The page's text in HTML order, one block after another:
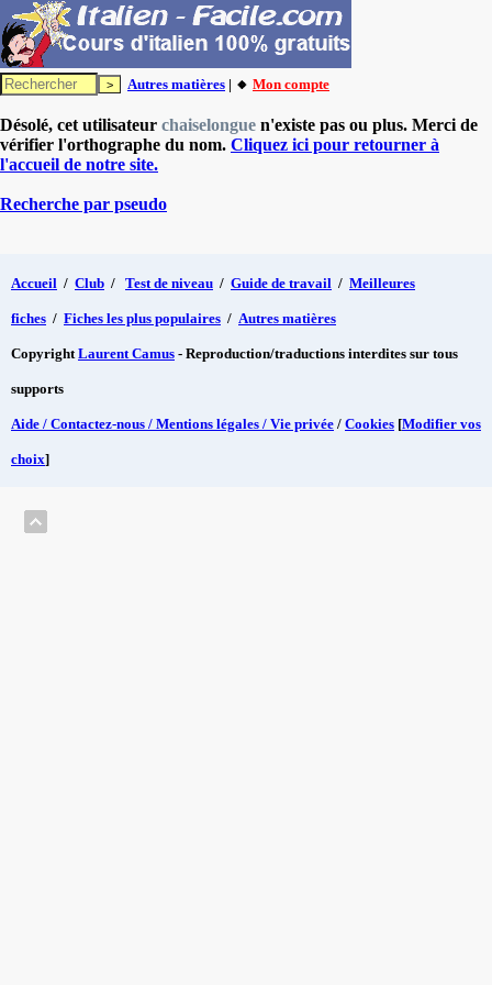
Autres matières | 🔸 Mon compte
Désolé, cet utilisateur chaiselongue n'existe pas ou plus. Merci de
vérifier l'orthographe du nom. Cliquez ici pour retourner à
l'accueil de notre site.
Recherche par pseudo
Accueil / Club / Test de niveau / Guide de travail / Meilleures
fiches / Fiches les plus populaires / Autres matières
CopyrightLaurent Camus - Reproduction/traductions interdites sur tous
supports
Aide / Contactez-nous / Mentions légales / Vie privée / Cookies [Modifier vos
choix]